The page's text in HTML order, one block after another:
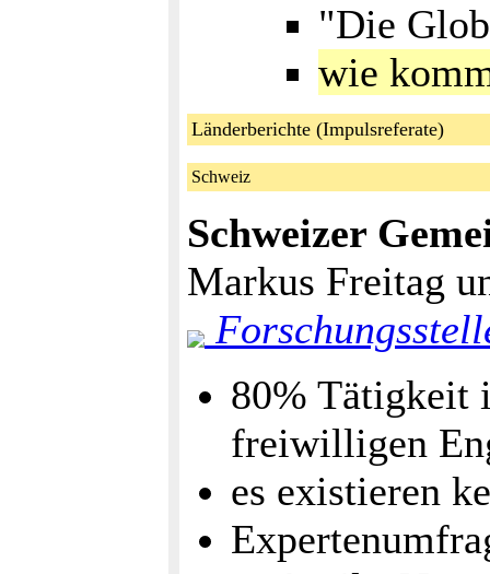
"Die
wie
Länderberichte (Impulsreferate)
Schweiz
Schweizer
Markus Freitag
80% Tätigkeit
freiwilligen
es existieren